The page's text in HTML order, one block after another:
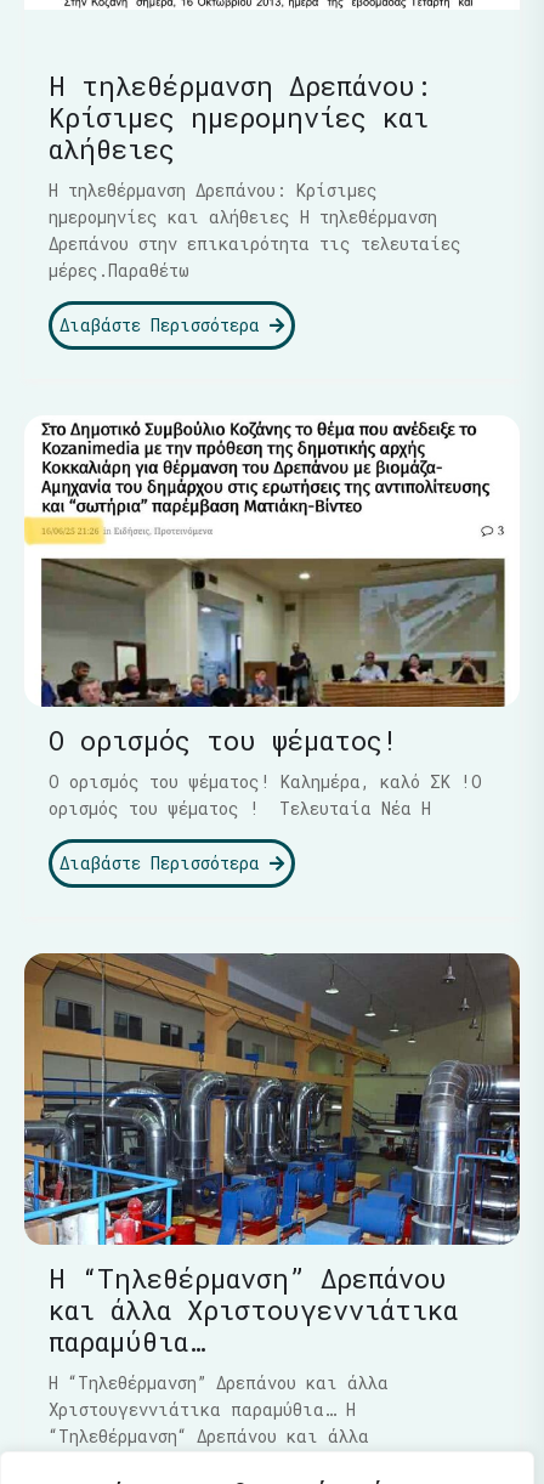
Η τηλεθέρμανση Δρεπάνου:
Κρίσιμες ημερομηνίες και
αλήθειες
Η τηλεθέρμανση Δρεπάνου: Κρίσιμες
ημερομηνίες και αλήθειες Η τηλεθέρμανση
Δρεπάνου στην επικαιρότητα τις τελευταίες
μέρες.Παραθέτω
Διαβάστε Περισσότερα
Ο ορισμός του ψέματος!
Ο ορισμός του ψέματος! Καλημέρα, καλό ΣΚ !Ο
ορισμός του ψέματος ! Τελευταία Νέα Η
Διαβάστε Περισσότερα
Η “Τηλεθέρμανση” Δρεπάνου
και άλλα Χριστουγεννιάτικα
παραμύθια…
Η “Τηλεθέρμανση” Δρεπάνου και άλλα
Χριστουγεννιάτικα παραμύθια… Η
“Τηλεθέρμανση“ Δρεπάνου και άλλα